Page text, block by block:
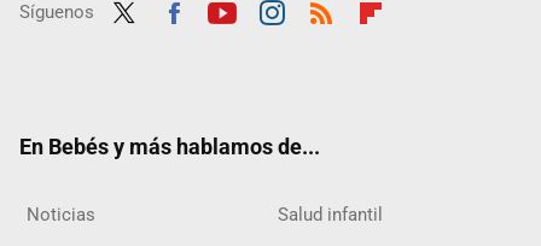
Síguenos
En Bebés y más hablamos de...
Noticias Salud infantil